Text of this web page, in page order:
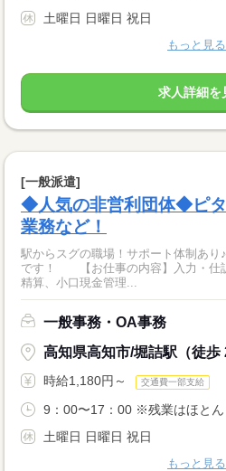
土曜日 日曜日 祝日
もっと見る
求人詳細を
[一般派遣]
◆人気の非営利団体◆ピ
業務など！
駅からスグの職場！サポート体制あり
です！ 【お仕事の内容】入力・仕
精算、小口現金管理...
一般事務・OA事務
高知県高知市/堀詰駅（徒歩
時給1,180円～ 交通費一部支給
9：00〜17：00 ※残業はほとん
土曜日 日曜日 祝日
もっと見る